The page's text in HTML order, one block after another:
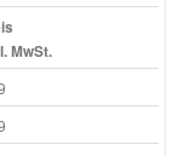
MwSt.